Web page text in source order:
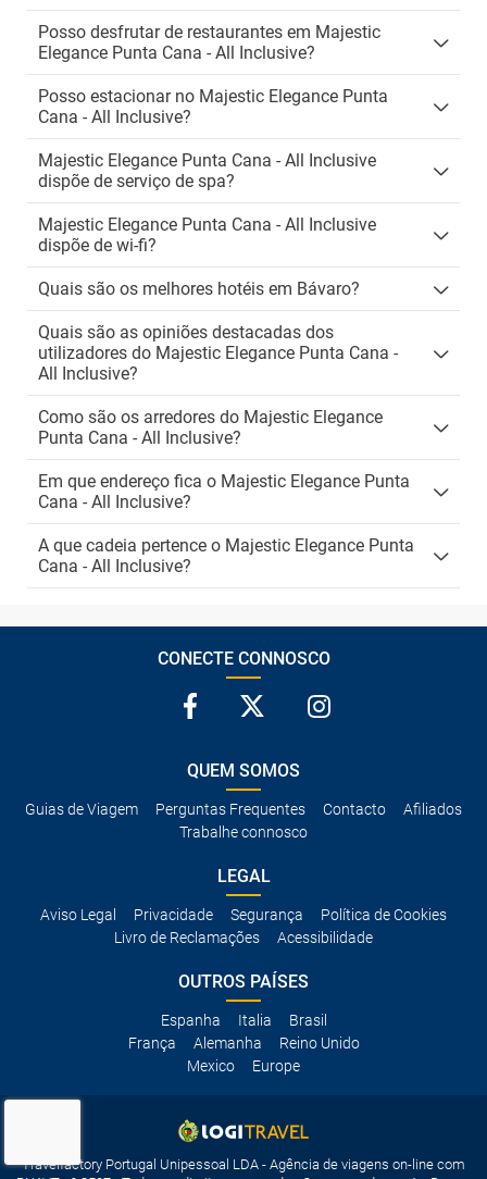
Posso desfrutar de restaurantes em Majestic
Elegance Punta Cana - All Inclusive?
Posso estacionar no Majestic Elegance Punta
Cana - All Inclusive?
Majestic Elegance Punta Cana - All Inclusive
dispõe de serviço de spa?
Majestic Elegance Punta Cana - All Inclusive
dispõe de wi-fi?
Quais são os melhores hotéis em Bávaro?
Quais são as opiniões destacadas dos
utilizadores do Majestic Elegance Punta Cana -
All Inclusive?
Como são os arredores do Majestic Elegance
Punta Cana - All Inclusive?
Em que endereço fica o Majestic Elegance Punta
Cana - All Inclusive?
A que cadeia pertence o Majestic Elegance Punta
Cana - All Inclusive?
CONECTE CONNOSCO
QUEM SOMOS
Guias de Viagem Perguntas Frequentes Contacto
Afiliados
Trabalhe connosco
LEGAL
Aviso Legal Privacidade Segurança
Política de Cookies
Livro de Reclamações
Acessibilidade
OUTROS PAÍSES
Espanha Italia
Brasil
França
Alemanha
Reino Unido
Mexico
Europe
Travelfactory Portugal Unipessoal LDA - Agência de viagens on-line com